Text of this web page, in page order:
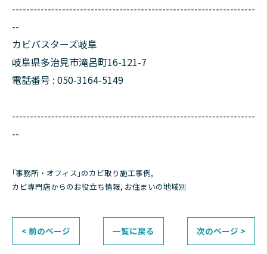
--------------------------------------------------------------------
--
カビバスターズ岐阜
岐阜県多治見市滝呂町16-121-7
電話番号 : 050-3164-5149
--------------------------------------------------------------------
--
｢事務所・オフィス｣のカビ取り施工事例
カビ専門店からのお役立ち情報 お住まいの地域別
< 前のページ 一覧に戻る 次のページ >